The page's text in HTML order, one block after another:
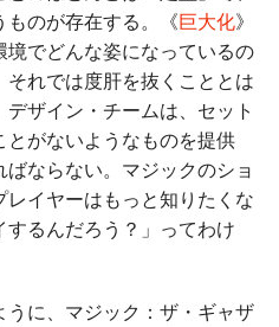
のが存在する。《巨大化》
境でどんな姿になっているの
れでは度肝を抜くこととは
ザイン・チームは、セット
がないようなものを提供
ならない。マジックのショ
イヤーはもっと知りたくな
るんだろう？」ってわけ
に、マジック：ザ・ギャザ